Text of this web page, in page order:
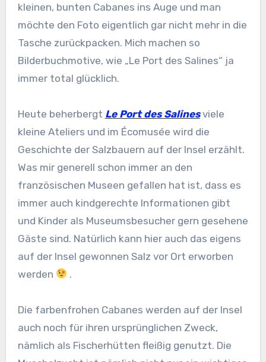
kleinen, bunten Cabanes ins Auge und man
möchte den Foto eigentlich gar nicht mehr in die
Tasche zurückpacken. Mich machen so
Bilderbuchmotive, wie „Le Port des Salines“ ja
immer total glücklich.
Heute beherbergt Le Port des Salinesviele
kleine Ateliers und im Écomusée wird die
Geschichte der Salzbauern auf der Insel erzählt.
Was mir generell schon immer an den
französischen Museen gefallen hat ist, dass es
immer auch kindgerechte Informationen gibt
und Kinder als Museumsbesucher gern gesehene
Gäste sind. Natürlich kann hier auch das eigens
auf der Insel gewonnen Salz vor Ort erworben
werden
.
Die farbenfrohen Cabanes werden auf der Insel
auch noch für ihren ursprünglichen Zweck,
nämlich als Fischerhütten fleißig genutzt. Die